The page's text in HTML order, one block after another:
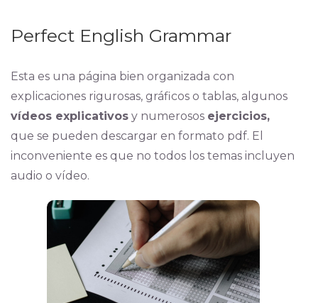
Perfect English Grammar
Esta es una página bien organizada con
explicaciones rigurosas, gráficos o tablas, algunos
vídeos explicativosy numerosos ejercicios,
que se pueden descargar en formato pdf. El
inconveniente es que no todos los temas incluyen
audio o vídeo.